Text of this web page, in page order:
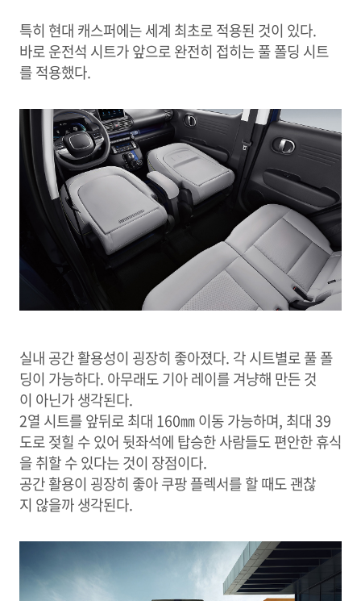
특히 현대 캐스퍼에는 세계 최초로 적용된 것이 있다.
바로 운전석 시트가 앞으로 완전히 접히는 풀 폴딩 시트
를 적용했다.
실내 공간 활용성이 굉장히 좋아졌다. 각 시트별로 풀 폴
딩이 가능하다. 아무래도 기아 레이를 겨냥해 만든 것
이 아닌가 생각된다.
2열 시트를 앞뒤로 최대 160㎜ 이동 가능하며, 최대 39
도로 젖힐 수 있어 뒷좌석에 탑승한 사람들도 편안한 휴식
을 취할 수 있다는 것이 장점이다.
공간 활용이 굉장히 좋아 쿠팡 플렉서를 할 때도 괜찮
지 않을까 생각된다.